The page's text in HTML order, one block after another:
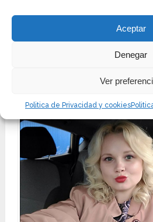
Aceptar
Denegar
Ver
Politica de Privacidad y cookies
una rubia experta, una joven
los tratamientos de uñas y las
ciertamente no lo haré a
ayuda. Sea como fuere, esto